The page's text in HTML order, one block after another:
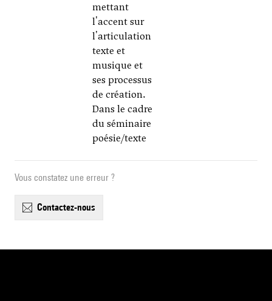
mettant
l'accent sur
l'articulation
texte et
musique et
ses processus
de création.
Dans le cadre
du séminaire
poésie/texte
Vous constatez une erreur ?
contactez-nous